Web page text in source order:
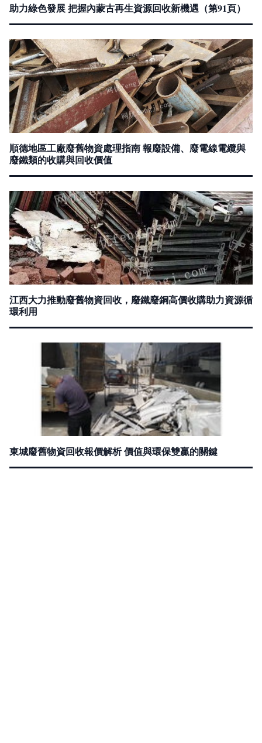
助力綠色發展 把握內蒙古再生資源回收新機遇（第91頁）
順德地區工廠廢舊物資處理指南 報廢設備、廢電線電纜與
廢鐵類的收購與回收價值
江西大力推動廢舊物資回收，廢鐵廢銅高價收購助力資源循
環利用
東城廢舊物資回收報價解析 價值與環保雙贏的關鍵